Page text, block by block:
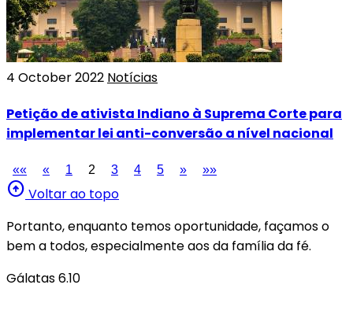
4 October 2022 Notícias
Petição de ativista Indiano à Suprema Corte para
implementar lei anti-conversão a nível nacional
«« « 1 2 3 4 5 » »»
arrow_circle_up Voltar ao topo
Portanto, enquanto temos oportunidade, façamos o
bem a todos, especialmente aos da família da fé.
Gálatas 6.10